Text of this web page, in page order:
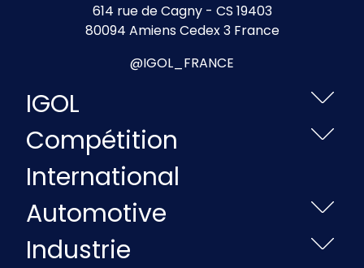
614 rue de Cagny - CS 19403
80094 Amiens Cedex 3 France
@IGOL_FRANCE
IGOL
Compétition
International
Automotive
Industrie